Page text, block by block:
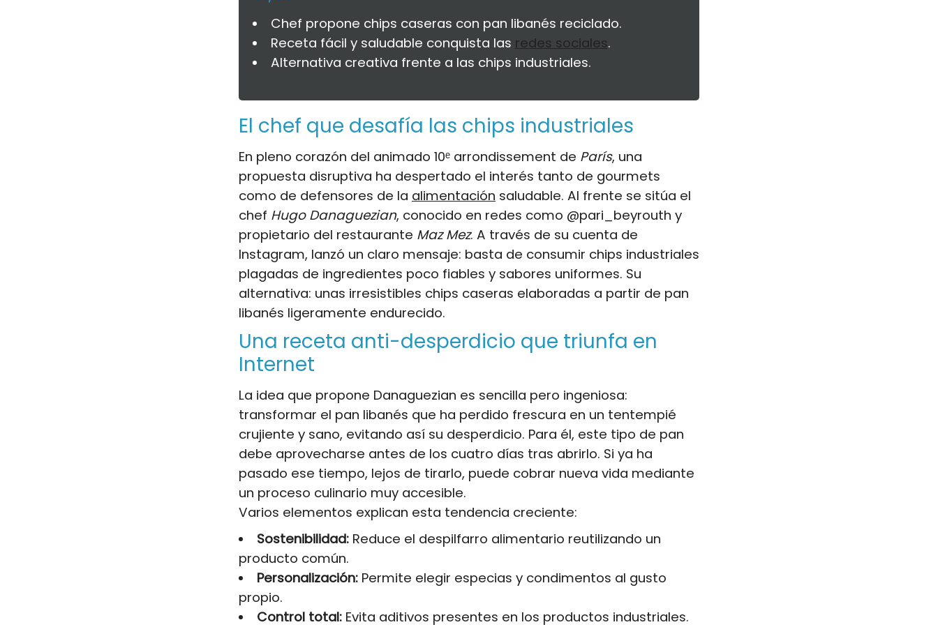
Chef propone chips caseras con pan libanés reciclado.
Receta fácil y saludable conquista las redes sociales.
Alternativa creativa frente a las chips industriales.
El chef que desafía las chips industriales
En pleno corazón del animado 10ᵉ arrondissement de París, una
propuesta disruptiva ha despertado el interés tanto de gourmets
como de defensores de la alimentación saludable. Al frente se sitúa el
chef Hugo Danaguezian, conocido en redes como @pari_beyrouth y
propietario del restaurante Maz Mez. A través de su cuenta de
Instagram, lanzó un claro mensaje: basta de consumir chips industriales
plagadas de ingredientes poco fiables y sabores uniformes. Su
alternativa: unas irresistibles chips caseras elaboradas a partir de pan
libanés ligeramente endurecido.
Una receta anti-desperdicio que triunfa en
Internet
La idea que propone Danaguezian es sencilla pero ingeniosa:
transformar el pan libanés que ha perdido frescura en un tentempié
crujiente y sano, evitando así su desperdicio. Para él, este tipo de pan
debe aprovecharse antes de los cuatro días tras abrirlo. Si ya ha
pasado ese tiempo, lejos de tirarlo, puede cobrar nueva vida mediante
un proceso culinario muy accesible.
Varios elementos explican esta tendencia creciente:
Sostenibilidad:Reduce el despilfarro alimentario reutilizando un
producto común.
Personalización:Permite elegir especias y condimentos al gusto
propio.
Control total:Evita aditivos presentes en los productos industriales.